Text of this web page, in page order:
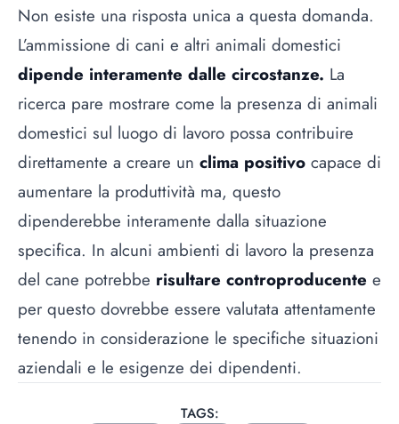
Non esiste una risposta unica a questa domanda.
L’ammissione di cani e altri animali domestici
dipende interamente dalle circostanze. La
ricerca pare mostrare come la presenza di animali
domestici sul luogo di lavoro possa contribuire
direttamente a creare un clima positivo capace di
aumentare la produttività ma, questo
dipenderebbe interamente dalla situazione
specifica. In alcuni ambienti di lavoro la presenza
del cane potrebbe risultare controproducente e
per questo dovrebbe essere valutata attentamente
tenendo in considerazione le specifiche situazioni
aziendali e le esigenze dei dipendenti.
TAGS: